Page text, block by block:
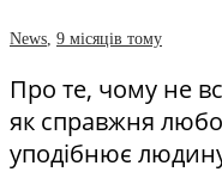
News 9 місяців тому
Про те, чому не
як справжня
уподібнює